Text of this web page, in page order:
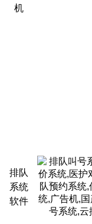
机
排队
系统
软件